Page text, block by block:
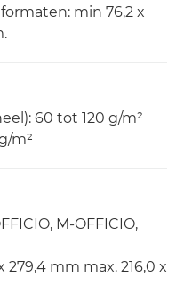
min 76,2 x
60 tot 120 g/m²
m²
M-OFFICIO,
mm max. 216,0 x